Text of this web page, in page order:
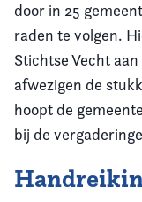
door in 25
raden te volgen.
Stichtse Vecht
afwezigen de
hoopt de
bij de